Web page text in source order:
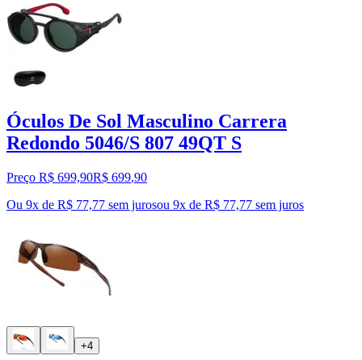
Óculos De Sol Masculino Carrera
Redondo 5046/S 807 49QT S
Preço R$ 699,90R$ 699,90
Ou 9x de R$ 77,77 sem jurosou 9x de R$ 77,77 sem juros
+4